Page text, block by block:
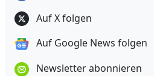
Auf X folgen
Auf Google News folgen
Newsletter abonnieren